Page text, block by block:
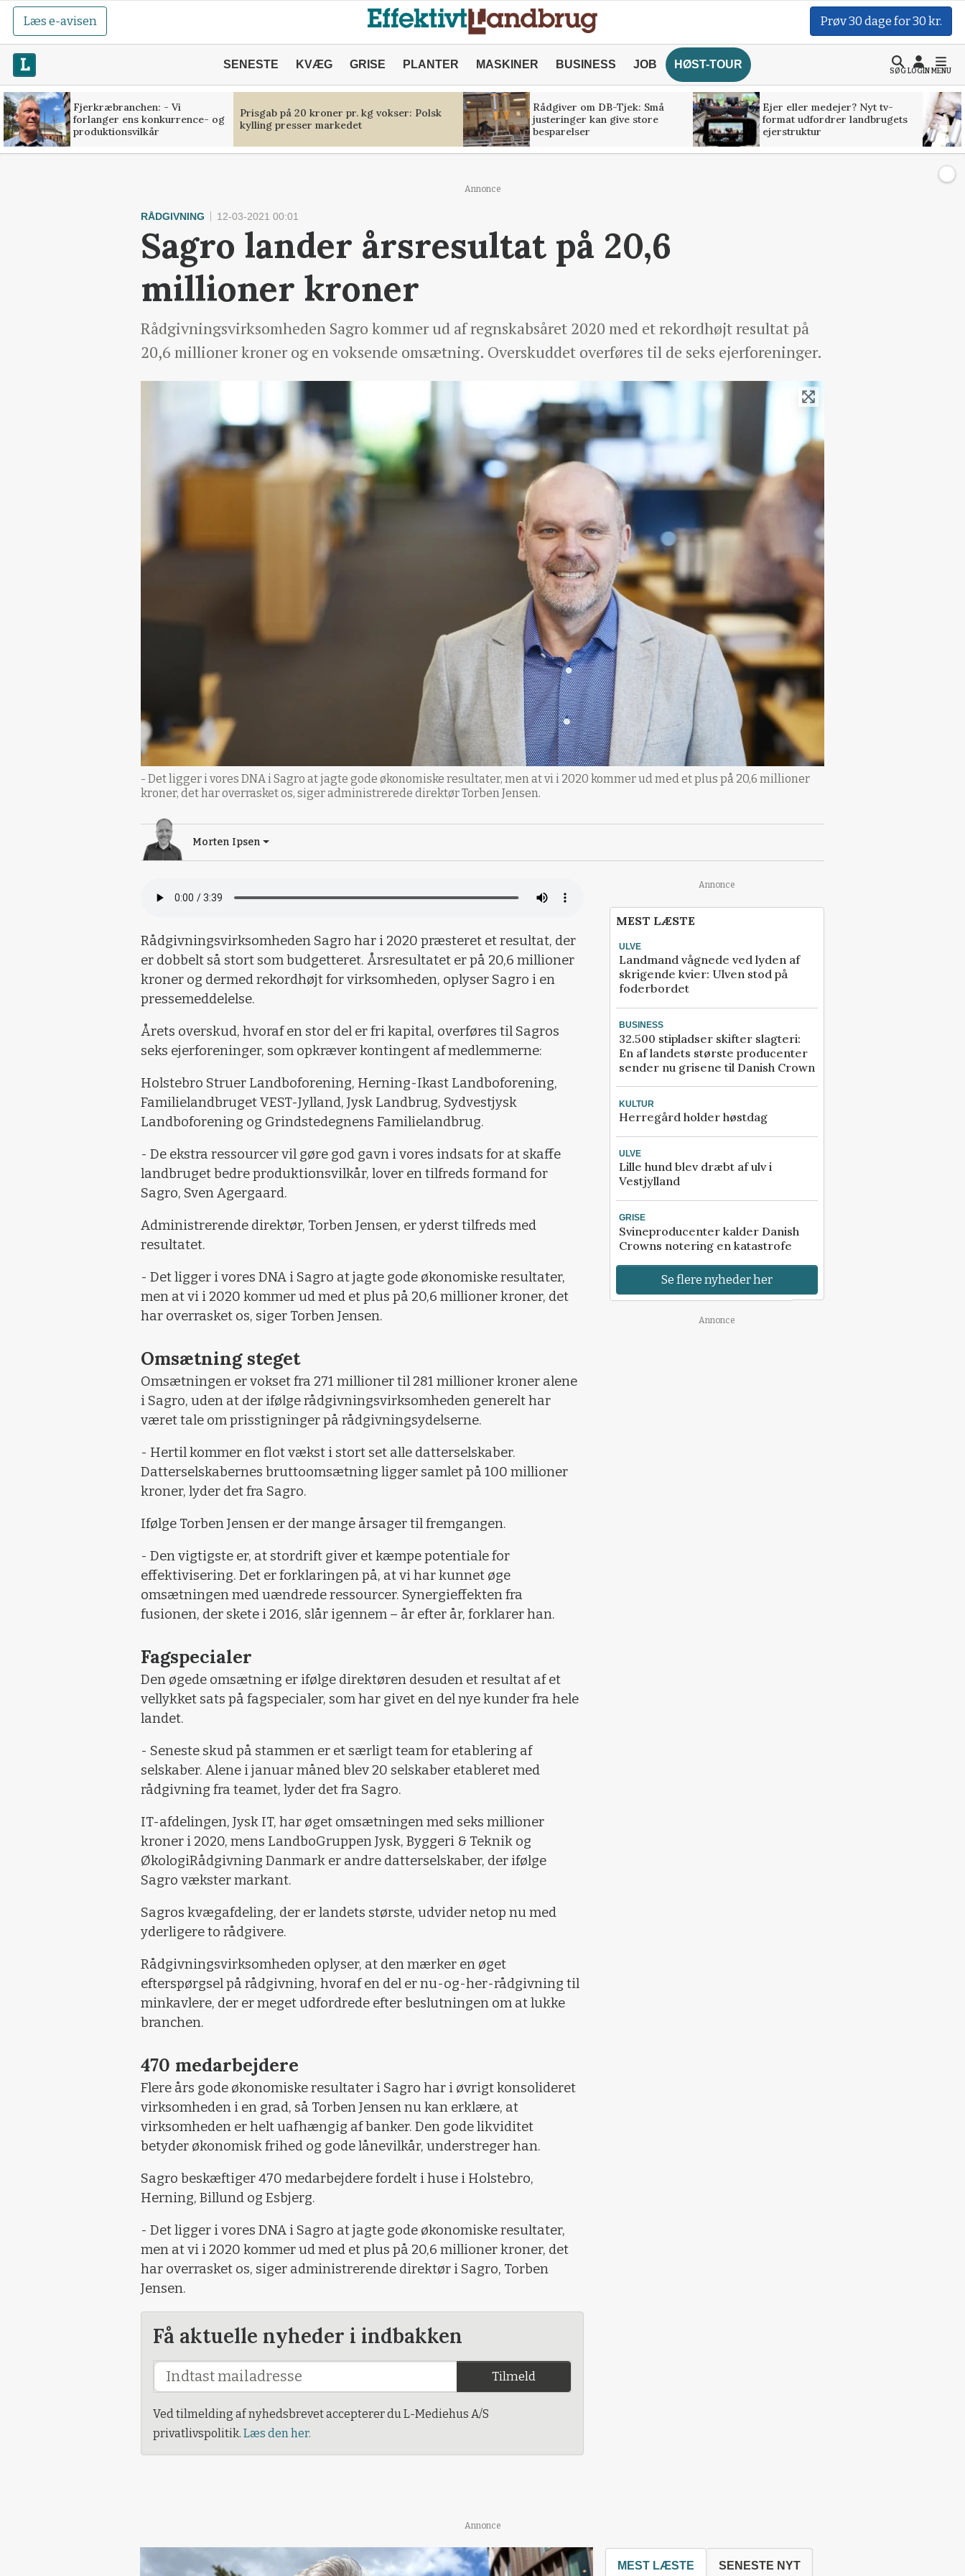
Læs e-avisen Prøv 30 dage for 30 kr.
SENESTE KVÆG GRISE PLANTER MASKINER BUSINESS JOB HØST-TOUR
SØGLOGINMENU
Fjerkræbranchen: - Vi
forlanger ens konkurrence- og
produktionsvilkår
Prisgab på 20 kroner pr. kg vokser: Polsk
kylling presser markedet
Rådgiver om DB-Tjek: Små
justeringer kan give store
besparelser
Ejer eller medejer? Nyt tv-
format udfordrer landbrugets
ejerstruktur
Annonce
RÅDGIVNING 12-03-2021 00:01
Sagro lander årsresultat på 20,6
millioner kroner
Rådgivningsvirksomheden Sagro kommer ud af regnskabsåret 2020 med et rekordhøjt resultat på
20,6 millioner kroner og en voksende omsætning. Overskuddet overføres til de seks ejerforeninger.
- Det ligger i vores DNA i Sagro at jagte gode økonomiske resultater, men at vi i 2020 kommer ud med et plus på 20,6 millioner
kroner, det har overrasket os, siger administrerede direktør Torben Jensen.
Morten Ipsen
Rådgivningsvirksomheden Sagro har i 2020 præsteret et resultat, der
er dobbelt så stort som budgetteret. Årsresultatet er på 20,6 millioner
kroner og dermed rekordhøjt for virksomheden, oplyser Sagro i en
pressemeddelelse.
Årets overskud, hvoraf en stor del er fri kapital, overføres til Sagros
seks ejerforeninger, som opkræver kontingent af medlemmerne:
Holstebro Struer Landboforening, Herning-Ikast Landboforening,
Familielandbruget VEST-Jylland, Jysk Landbrug, Sydvestjysk
Landboforening og Grindstedegnens Familielandbrug.
- De ekstra ressourcer vil gøre god gavn i vores indsats for at skaffe
landbruget bedre produktionsvilkår, lover en tilfreds formand for
Sagro, Sven Agergaard.
Administrerende direktør, Torben Jensen, er yderst tilfreds med
resultatet.
- Det ligger i vores DNA i Sagro at jagte gode økonomiske resultater,
men at vi i 2020 kommer ud med et plus på 20,6 millioner kroner, det
har overrasket os, siger Torben Jensen.
Omsætning steget
Omsætningen er vokset fra 271 millioner til 281 millioner kroner alene
i Sagro, uden at der ifølge rådgivningsvirksomheden generelt har
været tale om prisstigninger på rådgivningsydelserne.
- Hertil kommer en flot vækst i stort set alle datterselskaber.
Datterselskabernes bruttoomsætning ligger samlet på 100 millioner
kroner, lyder det fra Sagro.
Ifølge Torben Jensen er der mange årsager til fremgangen.
- Den vigtigste er, at stordrift giver et kæmpe potentiale for
effektivisering. Det er forklaringen på, at vi har kunnet øge
omsætningen med uændrede ressourcer. Synergieffekten fra
fusionen, der skete i 2016, slår igennem – år efter år, forklarer han.
Fagspecialer
Den øgede omsætning er ifølge direktøren desuden et resultat af et
vellykket sats på fagspecialer, som har givet en del nye kunder fra hele
landet.
- Seneste skud på stammen er et særligt team for etablering af
selskaber. Alene i januar måned blev 20 selskaber etableret med
rådgivning fra teamet, lyder det fra Sagro.
IT-afdelingen, Jysk IT, har øget omsætningen med seks millioner
kroner i 2020, mens LandboGruppen Jysk, Byggeri & Teknik og
ØkologiRådgivning Danmark er andre datterselskaber, der ifølge
Sagro vækster markant.
Sagros kvægafdeling, der er landets største, udvider netop nu med
yderligere to rådgivere.
Rådgivningsvirksomheden oplyser, at den mærker en øget
efterspørgsel på rådgivning, hvoraf en del er nu-og-her-rådgivning til
minkavlere, der er meget udfordrede efter beslutningen om at lukke
branchen.
470 medarbejdere
Flere års gode økonomiske resultater i Sagro har i øvrigt konsolideret
virksomheden i en grad, så Torben Jensen nu kan erklære, at
virksomheden er helt uafhængig af banker. Den gode likviditet
betyder økonomisk frihed og gode lånevilkår, understreger han.
Sagro beskæftiger 470 medarbejdere fordelt i huse i Holstebro,
Herning, Billund og Esbjerg.
- Det ligger i vores DNA i Sagro at jagte gode økonomiske resultater,
men at vi i 2020 kommer ud med et plus på 20,6 millioner kroner, det
har overrasket os, siger administrerende direktør i Sagro, Torben
Jensen.
Få aktuelle nyheder i indbakken
Tilmeld
Ved tilmelding af nyhedsbrevet accepterer du L-Mediehus A/S
privatlivspolitik. Læs den her.
Annonce
MEST LÆSTE
ULVE
Landmand vågnede ved lyden af
skrigende kvier: Ulven stod på
foderbordet
BUSINESS
32.500 stipladser skifter slagteri:
En af landets største producenter
sender nu grisene til Danish Crown
KULTUR
Herregård holder høstdag
ULVE
Lille hund blev dræbt af ulv i
Vestjylland
GRISE
Svineproducenter kalder Danish
Crowns notering en katastrofe
Se flere nyheder her
Annonce
Annonce
MEST LÆSTE SENESTE NYT